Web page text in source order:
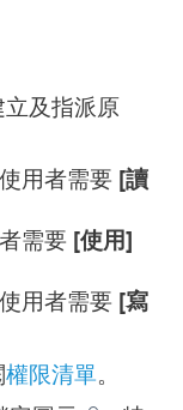
立及指派原
用者需要 [讀
需要 [使用]
用者需要 [寫
權限清單。